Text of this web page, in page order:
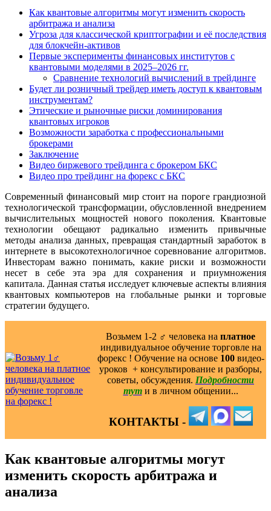
Как квантовые алгоритмы могут изменить скорость
арбитража и анализа
Угроза для классической криптографии и её последствия
для блокчейн-активов
Первые эксперименты финансовых институтов с
квантовыми моделями в 2025–2026 гг.
Сравнение технологий вычислений в трейдинге
Будет ли розничный трейдер иметь доступ к квантовым
инструментам?
Этические и рыночные риски доминирования
квантовых игроков
Возможности заработка с профессиональными
брокерами
Заключение
Видео биржевого трейдинга с брокером БКС
Видео про трейдинг на форекс с БКС
Современный финансовый мир стоит на пороге грандиозной
технологической трансформации, обусловленной внедрением
вычислительных мощностей нового поколения. Квантовые
технологии обещают радикально изменить привычные
методы анализа данных, превращая стандартный заработок в
интернете в высокотехнологичное соревнование алгоритмов.
Инвесторам важно понимать, какие риски и возможности
несет в себе эта эра для сохранения и приумножения
капитала. Данная статья исследует ключевые аспекты влияния
квантовых компьютеров на глобальные рынки и торговые
стратегии будущего.
Возьмем 1-2 ‍♂️ человека на платное
индивидуальное обучение торговле на
форекс ! Обучение на основе 100видео-
уроков ️ + консультирование и разборы,
советы, обсуждения. Подробности
тут и в личном общении...
КОНТАКТЫ -
Как квантовые алгоритмы могут
изменить скорость арбитража и
анализа